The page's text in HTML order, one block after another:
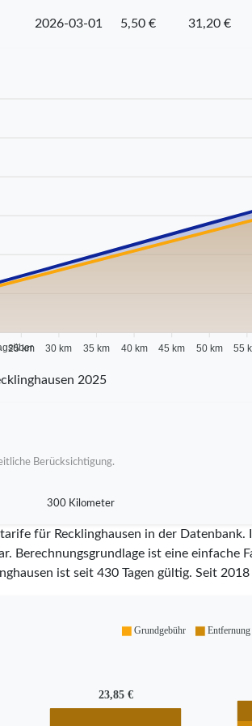
2026-03-01 5,50 € 31,20 €
25 km 30 km 35 km 40 km 45 km 50 km 55
2025
Berücksichtigung.
300 Kilometer
für Recklinghausen in der
Berechnungsgrundlage ist eine
ist seit 430Tagen gültig. Seit 2018
23,85 €
Grundgebühr Entfernung